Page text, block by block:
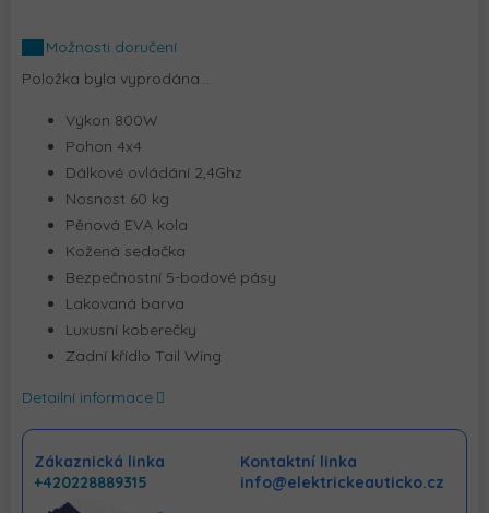
cena:Možnosti doručení
Položka byla vyprodána…
Výkon 800W
Pohon 4x4
Dálkové ovládání 2,4Ghz
Nosnost 60 kg
Pěnová EVA kola
Kožená sedačka
Bezpečnostní 5-bodové pásy
Lakovaná barva
Luxusní koberečky
Zadní křídlo Tail Wing
Detailní informace
Zákaznická linka
+420228889315
Kontaktní linka
info@elektrickeauticko.cz